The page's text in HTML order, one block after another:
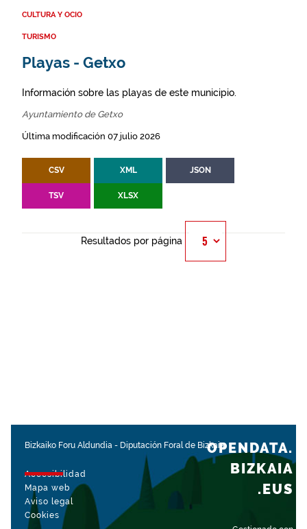
CULTURA Y OCIO
TURISMO
Playas - Getxo
Información sobre las playas de este municipio.
Ayuntamiento de Getxo
Última modificación 07 julio 2026
CSV XML JSON
TSV XLSX
Resultados por página
Bizkaiko Foru Aldundia - Diputación Foral de Bizkaia
Accesibilidad
Mapa web
Aviso legal
Cookies
OPENDATA.
BIZKAIA
.EUS